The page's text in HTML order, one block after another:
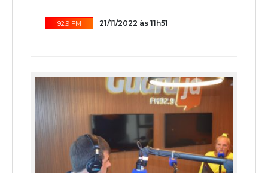
92.9 FM 21/11/2022 às 11h51